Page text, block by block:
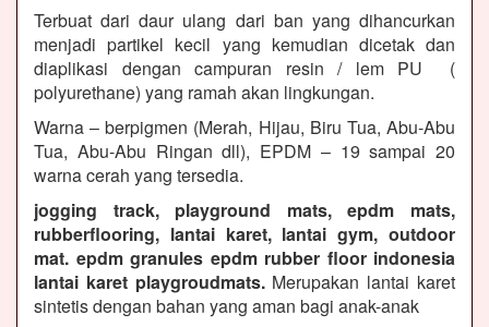
Terbuat dari daur ulang dari ban yang dihancurkan
menjadi partikel kecil yang kemudian dicetak dan
diaplikasi dengan campuran resin / lem PU (
polyurethane) yang ramah akan lingkungan.
Warna – berpigmen (Merah, Hijau, Biru Tua, Abu-Abu
Tua, Abu-Abu Ringan dll), EPDM – 19 sampai 20
warna cerah yang tersedia.
jogging track, playground mats, epdm mats,
rubberflooring, lantai karet, lantai gym, outdoor
mat. epdm granules epdm rubber floor indonesia
lantai karet playgroudmats.Merupakan lantai karet
sintetis dengan bahan yang aman bagi anak-anak